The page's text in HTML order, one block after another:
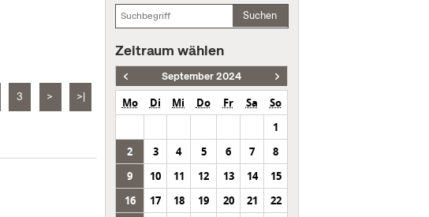
3 > >|
Suchen
Zeitraum wählen
September 2024
Mo Di Mi Do Fr Sa
So
1
2
3 4 5 6 7
8
9
10 11 12 13 14
15
16
17 18 19 20 21
22